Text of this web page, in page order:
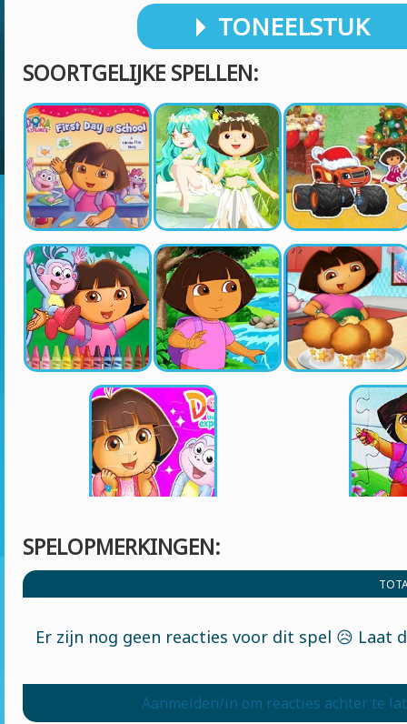
TONEELSTUK
SOORTGELIJKE SPELLEN:
SPELOPMERKINGEN:
Er zijn nog geen reacties voor dit spel 😥 Laat
Aanmelden/in om reacties achter te